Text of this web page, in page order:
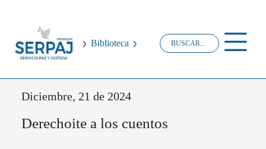
Biblioteca
Diciembre, 21 de 2024
Derechoite a los cuentos